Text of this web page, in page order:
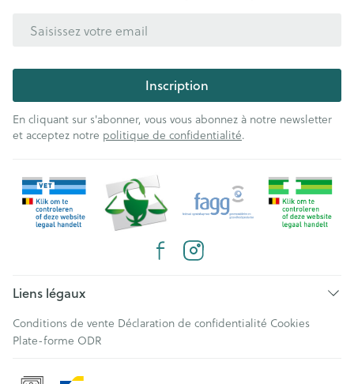
Inscription
En cliquant sur s'abonner, vous vous abonnez à notre newsletter
et acceptez notre politique de confidentialité.
Liens légaux
Conditions de vente Déclaration de confidentialité Cookies
Plate-forme ODR